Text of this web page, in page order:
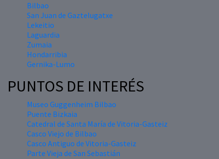
Bilbao
San Juan de Gaztelugatxe
Lekeitio
Laguardia
Zumaia
Hondarribia
Gernika-Lumo
PUNTOS DE INTERÉS
Museo Guggenheim Bilbao
Puente Bizkaia
Catedral de Santa María de Vitoria-Gasteiz
Casco Viejo de Bilbao
Casco Antiguo de Vitoria-Gasteiz
Parte Vieja de San Sebastián